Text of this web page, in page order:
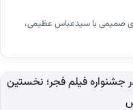
صمیمی با سیدعباس عظیمی،